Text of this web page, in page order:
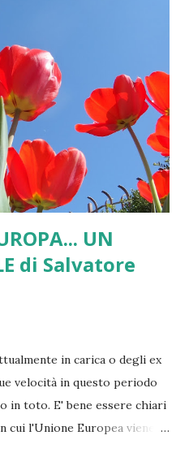
quindi non essere
amo e che non ci sarà
brexit e non posso non
- May, senza voler togliere
confrontabile,
UN
di Salvatore
in carica o degli ex
velocità in questo periodo
in toto. E' bene essere chiari
l'Unione Europea viene